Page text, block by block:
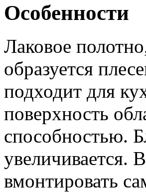
Особенности
Лаковое
образуется
подходит для
поверхность
способностью.
увеличивается.
вмонтировать